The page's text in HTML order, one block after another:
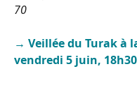
70
→ Veillée du Turak à
vendredi 5 juin, 18h30